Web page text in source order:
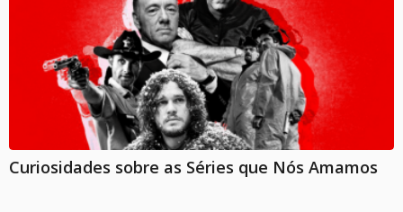
Curiosidades sobre as Séries que Nós Amamos